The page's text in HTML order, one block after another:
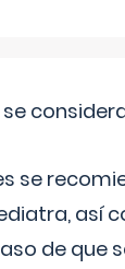
se
así
de que